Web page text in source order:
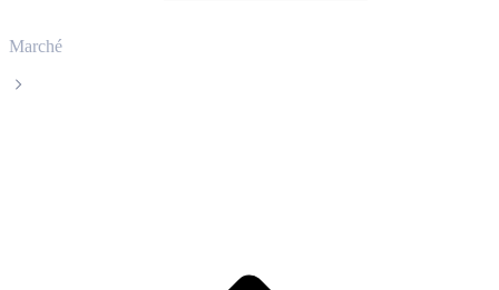
Marché